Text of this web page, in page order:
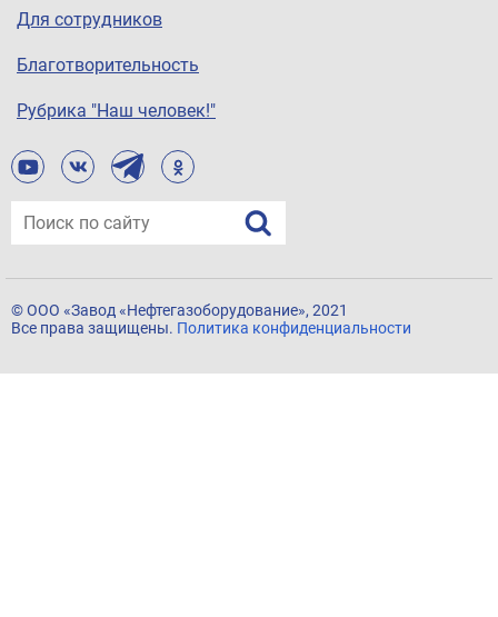
Для сотрудников
Благотворительность
Рубрика "Наш человек!"
© ООО «Завод «Нефтегазоборудование», 2021
Все права защищены. Политика конфиденциальности